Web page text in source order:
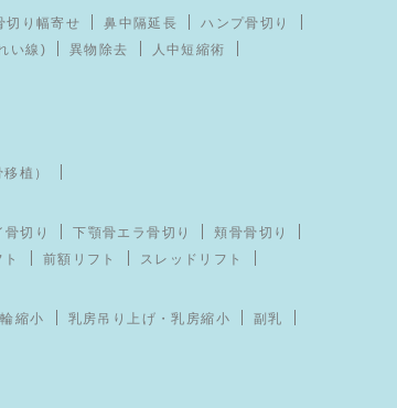
切り幅寄せ 鼻中隔延長
ハンプ骨切り
い線) 異物除去 人中短縮術
植）
切り 下顎骨エラ骨切り
頬骨骨切り
前額リフト スレッドリフト
縮小 乳房吊り上げ・乳房縮小
副乳